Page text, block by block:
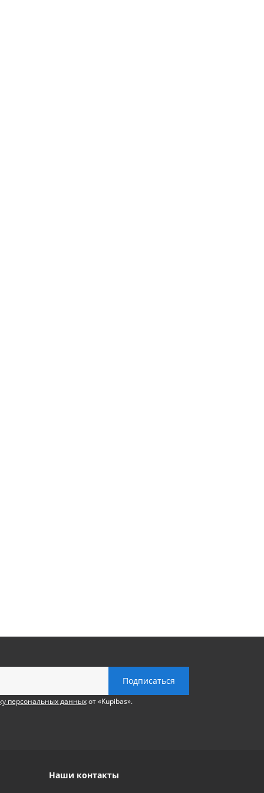
персональных данныхот «Kupibas».
Наши контакты